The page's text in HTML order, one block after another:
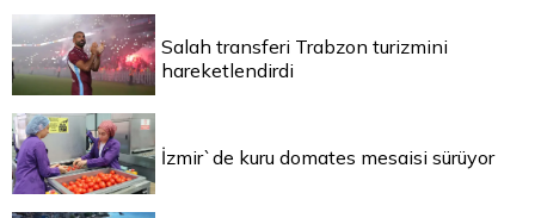
Salah transferi Trabzon turizmini
hareketlendirdi
İzmir`de kuru domates mesaisi sürüyor